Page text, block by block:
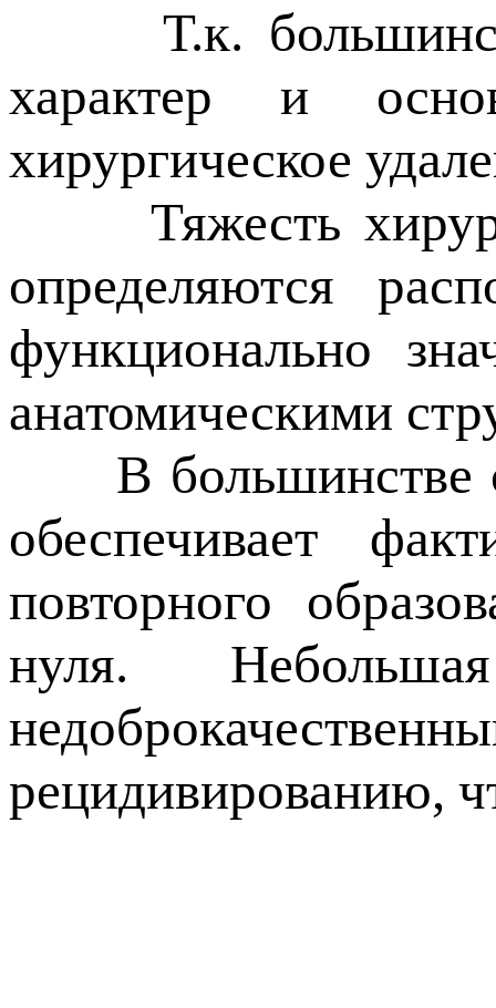
Т.к.
характер и
хирургическое
Тяжесть
определяются
функционально
анатомическими
В большинстве
обеспечивает
повторного
нуля.
рецидивированию,